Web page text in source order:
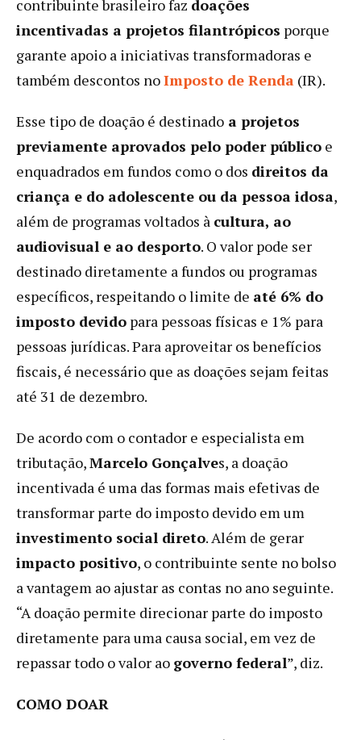
contribuinte brasileiro faz doações
incentivadas a projetos filantrópicos porque
garante apoio a iniciativas transformadoras e
também descontos noImposto de Renda (IR).
Esse tipo de doação é destinado a projetos
previamente aprovados pelo poder público e
enquadrados em fundos como o dos direitos da
criança e do adolescente ou da pessoa idosa,
além de programas voltados à cultura, ao
audiovisual e ao desporto. O valor pode ser
destinado diretamente a fundos ou programas
específicos, respeitando o limite de até 6% do
imposto devido para pessoas físicas e 1% para
pessoas jurídicas. Para aproveitar os benefícios
fiscais, é necessário que as doações sejam feitas
até 31 de dezembro.
De acordo com o contador e especialista em
tributação,Marcelo Gonçalves, a doação
incentivada é uma das formas mais efetivas de
transformar parte do imposto devido em um
investimento social direto. Além de gerar
impacto positivo, o contribuinte sente no bolso
a vantagem ao ajustar as contas no ano seguinte.
“A doação permite direcionar parte do imposto
diretamente para uma causa social, em vez de
repassar todo o valor ao governo federal”, diz.
COMO DOAR